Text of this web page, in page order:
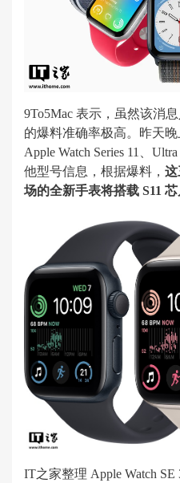
9To5Mac 表示，虽然该消
的爆料准确率极高。昨天
Apple Watch Series 11、
他型号信息，根据爆料， 这
场的全新手表将搭载 S11
IT之家整理 Apple Watch SE